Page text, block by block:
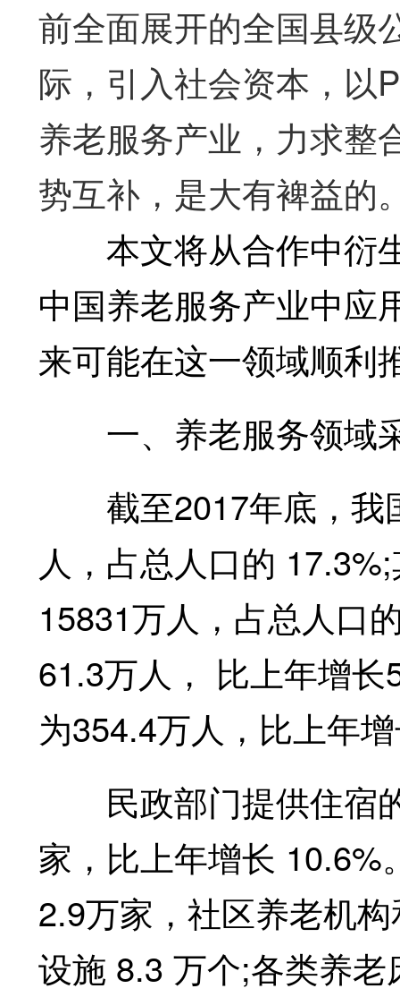
前全面展开的全国县级
际，引入社会资本，以
养老服务产业，力求整
势互补，是大有裨益的
本文将从合作中衍
中国养老服务产业中应
来可能在这一领域顺利
一、养老服务领域
截至2017年底，我
人，占总人口的
15831万人，占总人口
61.3万人， 比上年增
为354.4万人，比上年
民政部门提供住宿
家，比上年增长
2.9万家，社区养老机
设施 8.3 万个;各类养